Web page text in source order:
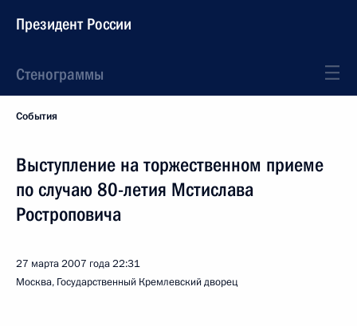
Президент России
Стенограммы
События
Выступление на торжественном приеме
по случаю 80-летия Мстислава
Ростроповича
27 марта 2007 года22:31
Москва, Государственный Кремлевский дворец